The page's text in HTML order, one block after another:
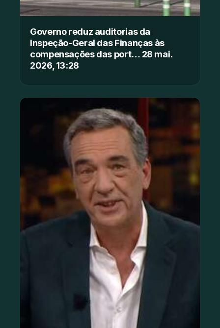
Governo reduz auditorias da
Inspeção-Geral das Finanças às
compensações das port… 28 mai.
2026, 13:28